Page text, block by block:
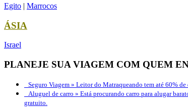
Egito | Marrocos
ÁSIA
Israel
PLANEJE SUA VIAGEM COM QUEM
Seguro Viagem » Leitor do Matraqueando tem até 60% de
Aluguel de carro » Está procurando carro para alugar
gratuito.